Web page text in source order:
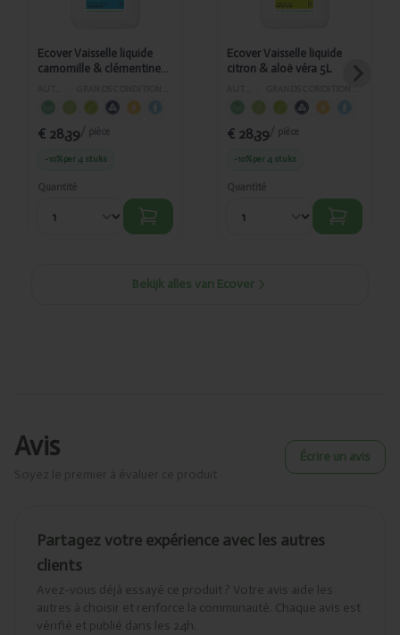
Ecover Vaisselle liquide
camomille & clémentine
€ 28,39/ pièce
-10%per 4 stuks
Quantité
Ecover Vaisselle liquide
citron & aloë véra 5L
€ 28,39/ pièce
-10%per 4 stuks
Quantité
Bekijk alles van Ecover
Avis Écrire un avis
Partagez votre expérience avec les autres
clients
Avez-vous déjà essayé ce produit ? Votre avis aide les
autres à choisir et renforce la communauté. Chaque avis est
vérifié et publié dans les 24h.